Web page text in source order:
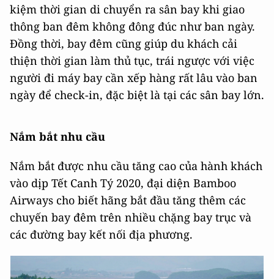
kiệm thời gian di chuyển ra sân bay khi giao
thông ban đêm không đông đúc như ban ngày.
Đồng thời, bay đêm cũng giúp du khách cải
thiện thời gian làm thủ tục, trái ngược với việc
người đi máy bay cần xếp hàng rất lâu vào ban
ngày để check-in, đặc biệt là tại các sân bay lớn.
Nắm bắt nhu cầu
Nắm bắt được nhu cầu tăng cao của hành khách
vào dịp Tết Canh Tý 2020, đại diện Bamboo
Airways cho biết hãng bắt đầu tăng thêm các
chuyến bay đêm trên nhiều chặng bay trục và
các đường bay kết nối địa phương.